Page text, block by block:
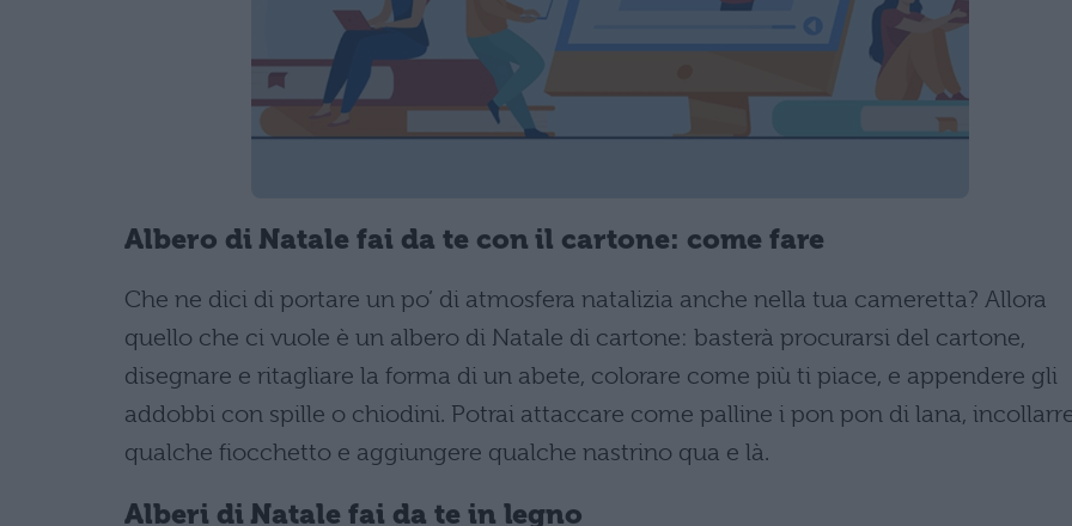
Albero di Natale fai da te con il cartone: come fare
Che ne dici di portare un po’ di atmosfera natalizia anche nella tua cameretta? Allora
quello che ci vuole è un albero di Natale di cartone: basterà procurarsi del cartone,
disegnare e ritagliare la forma di un abete, colorare come più ti piace, e appendere gli
addobbi con spille o chiodini. Potrai attaccare come palline i pon pon di lana,
qualche fiocchetto e aggiungere qualche nastrino qua e là.
Alberi di Natale fai da te in legno